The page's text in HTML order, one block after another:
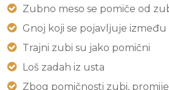
Zubno meso se pomiče od
Gnoj koji se pojavljuje
Trajni zubi su jako pomični
Loš zadah iz usta
Zbog pomičnosti zubi,